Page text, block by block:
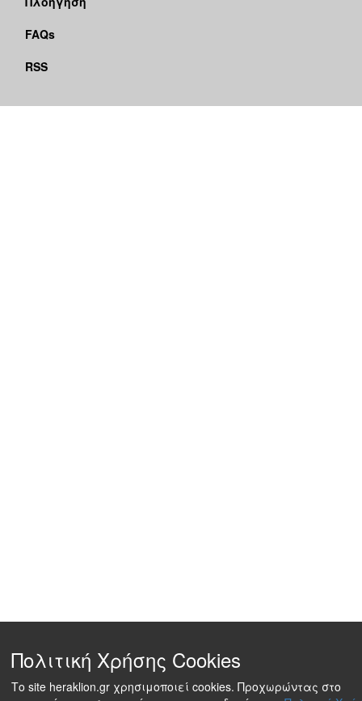
FAQs
RSS
Πολιτική Χρήσης Cookies
Το site heraklion.gr χρησιμοποιεί cookies. Προχωρώντας στο